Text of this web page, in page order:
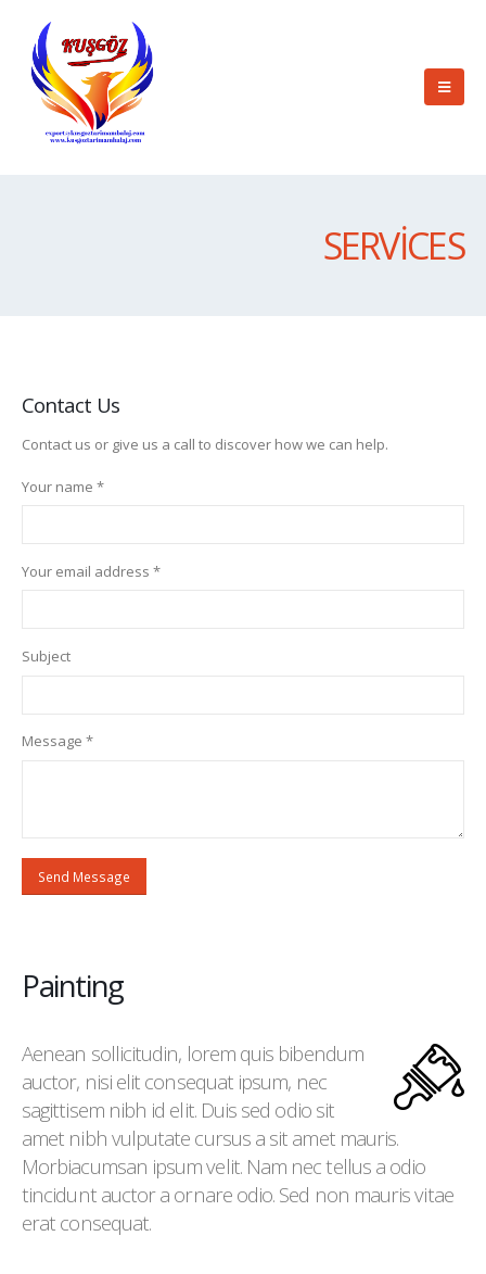
SERVICES
Painting
Aenean sollicitudin, lorem quis bibendum
auctor, nisi elit consequat ipsum, nec
sagittisem nibh id elit. Duis sed odio sit
amet nibh vulputate cursus a sit amet mauris.
Morbiacumsan ipsum velit. Nam nec tellus a odio
tincidunt auctor a ornare odio. Sed non mauris vitae
erat consequat.
Contact Us
Contact us or give us a call to discover how we can help.
Your name *
Your email address *
Subject
Message *